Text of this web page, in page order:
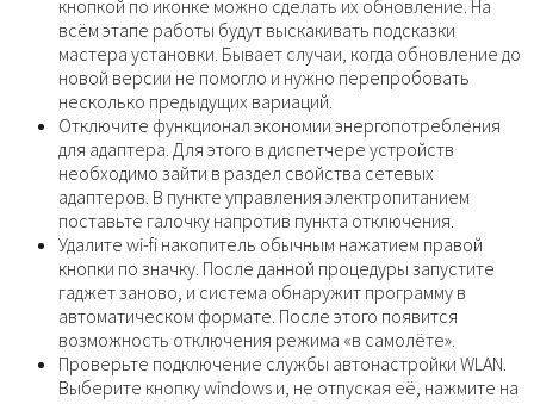
кнопкой по иконке можно сделать их обновление. На
всём этапе работы будут выскакивать подсказки
мастера установки. Бывает случаи, когда обновление до
новой версии не помогло и нужно перепробовать
несколько предыдущих вариаций.
Отключите функционал экономии энергопотребления
для адаптера. Для этого в диспетчере устройств
необходимо зайти в раздел свойства сетевых
адаптеров. В пункте управления электропитанием
поставьте галочку напротив пункта отключения.
Удалите wi-fi накопитель обычным нажатием правой
кнопки по значку. После данной процедуры запустите
гаджет заново, и система обнаружит программу в
автоматическом формате. После этого появится
возможность отключения режима «в самолёте».
Проверьте подключение службы автонастройки WLAN.
Выберите кнопку windows и, не отпуская её, нажмите на